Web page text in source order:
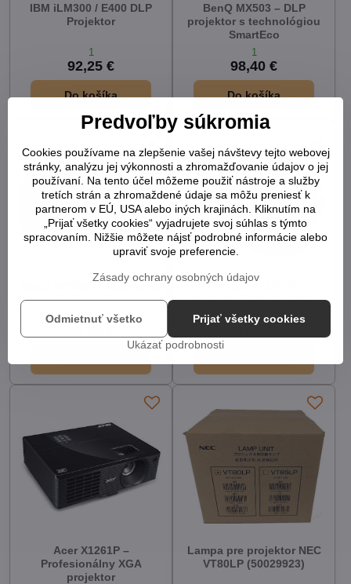
IBM iLM300 / E400 DLP
Projektor
1
92,25 €
Do košíka
BenQ MX503 – DLP
projektor s technológiou
SmartEco
1
98,40 €
Do košíka
BenQ MP610 – Všestranný
DLP projektor
5
HP vp6111 (L1707A) –
Digitálny DLP projektor
1
Acer X1261P –
Profesionálny XGA
projektor
Lampa pre projektor NEC
VT80LP (50029923)
Predvoľby súkromia
Cookies používame na zlepšenie vašej návštevy tejto webovej
stránky, analýzu jej výkonnosti a zhromažďovanie údajov o jej
používaní. Na tento účel môžeme použiť nástroje a služby
tretích strán a zhromaždené údaje sa môžu preniesť k
partnerom v EÚ, USA alebo iných krajinách. Kliknutím na
„Prijať všetky cookies“ vyjadrujete svoj súhlas s týmto
spracovaním. Nižšie môžete nájsť podrobné informácie alebo
upraviť svoje preferencie.
Zásady ochrany osobných údajov
Ukázať podrobnosti
Prijať všetky cookies
Odmietnuť všetko